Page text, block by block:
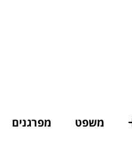
משפט מפרגנים